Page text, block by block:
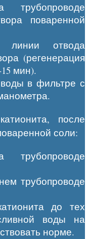
поваренной
линии отвода
(регенерация
мин).
в фильтре с
после
соли:
трубопроводе
до тех
воды на
норме.